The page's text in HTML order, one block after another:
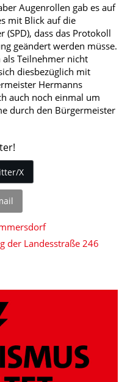
Augenrollen gab es auf
mit Blick auf die
(SPD), dass das Protokoll
geändert werden müsse.
Teilnehmer nicht
diesbezüglich mit
Hermanns
auch noch einmal um
durch den Bürgermeister
X
der Landesstraße 246